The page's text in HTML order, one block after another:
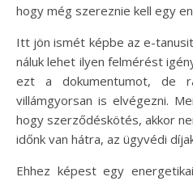
hogy még szereznie kell egy
Itt jön ismét képbe az e-
náluk lehet ilyen felmérést
ezt a dokumentumot, de
villámgyorsan is elvégezni.
hogy szerződéskötés, akkor
időnk van hátra, az ügyvédi
Ehhez képest egy